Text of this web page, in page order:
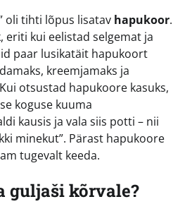
oli tihti lõpus lisatav hapukoor.
eriti kui eelistad selgemat ja
paar lusikatäit hapukoort
kreemjamaks ja
otsustad hapukoore kasuks,
koguse kuuma
kausis ja vala siis potti – nii
minekut”. Pärast hapukoore
tugevalt keeda.
guljaši kõrvale?